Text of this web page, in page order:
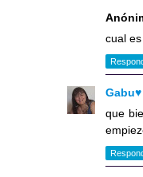
cual
Gabu♥
que